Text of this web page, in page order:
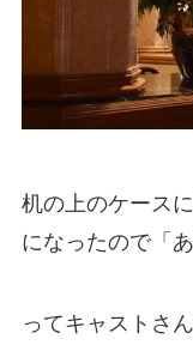
机の上のケース
になったので「
ってキャストさ